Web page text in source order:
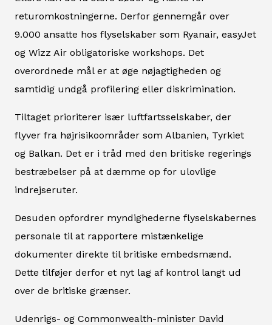
returomkostningerne. Derfor gennemgår over
9.000 ansatte hos flyselskaber som Ryanair, easyJet
og Wizz Air obligatoriske workshops. Det
overordnede mål er at øge nøjagtigheden og
samtidig undgå profilering eller diskrimination.
Tiltaget prioriterer især luftfartsselskaber, der
flyver fra højrisikoområder som Albanien, Tyrkiet
og Balkan. Det er i tråd med den britiske regerings
bestræbelser på at dæmme op for ulovlige
indrejseruter.
Desuden opfordrer myndighederne flyselskabernes
personale til at rapportere mistænkelige
dokumenter direkte til britiske embedsmænd.
Dette tilføjer derfor et nyt lag af kontrol langt ud
over de britiske grænser.
Udenrigs- og Commonwealth-minister David